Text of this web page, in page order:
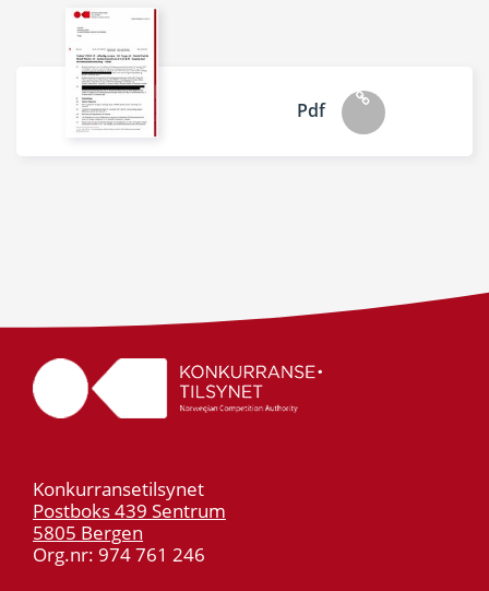
Pdf
Konkurransetilsynet
Postboks 439 Sentrum
5805 Bergen
Org.nr: 974 761 246